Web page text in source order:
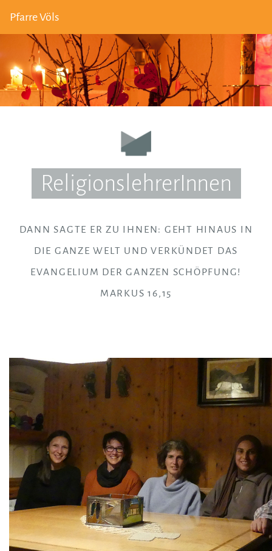
Pfarre Völs
ReligionslehrerInnen
DANN SAGTE ER ZU IHNEN: GEHT HINAUS IN
DIE GANZE WELT UND VERKÜNDET DAS
EVANGELIUM DER GANZEN SCHÖPFUNG!
MARKUS 16,15